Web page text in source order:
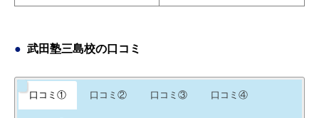
武田塾三島校の口コミ
口コミ① 口コミ② 口コミ③ 口コミ④